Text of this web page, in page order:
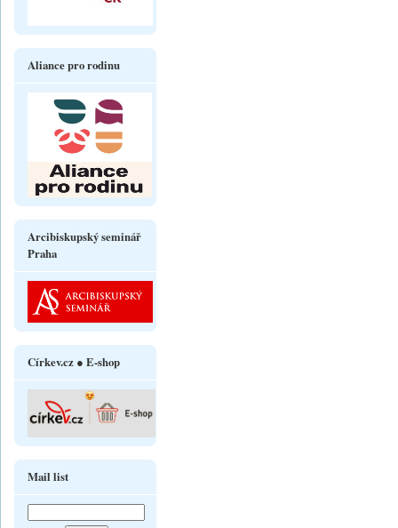
Aliance pro rodinu
Arcibiskupský seminář
Praha
Církev.cz ● E-shop
Mail list